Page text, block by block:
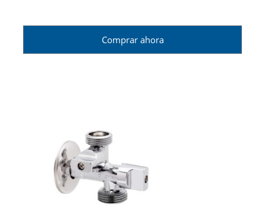
Comprar ahora